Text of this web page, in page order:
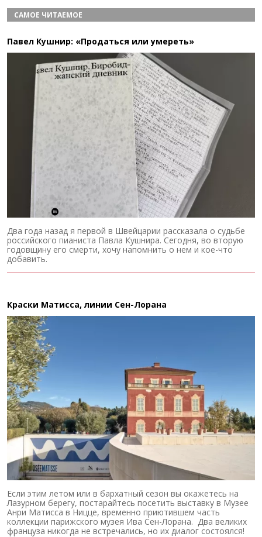
САМОЕ ЧИТАЕМОЕ
Павел Кушнир: «Продаться или умереть»
Два года назад я первой в Швейцарии рассказала о судьбе
российского пианиста Павла Кушнира. Сегодня, во вторую
годовщину его смерти, хочу напомнить о нем и кое-что
добавить.
Краски Матисса, линии Сен-Лорана
Если этим летом или в бархатный сезон вы окажетесь на
Лазурном берегу, постарайтесь посетить выставку в Музее
Анри Матисса в Ницце, временно приютившем часть
коллекции парижского музея Ива Сен-Лорана. Два великих
француза никогда не встречались, но их диалог состоялся!